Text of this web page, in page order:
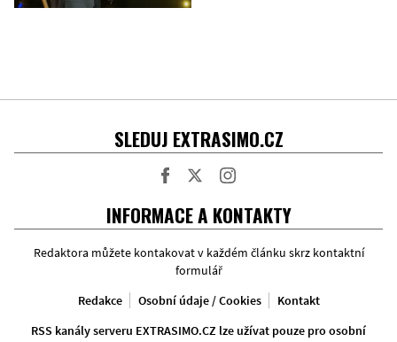
SLEDUJ EXTRASIMO.CZ
INFORMACE A KONTAKTY
Redaktora můžete kontakovat v každém článku skrz kontaktní
formulář
Redakce
Osobní údaje / Cookies
Kontakt
RSS kanály serveru EXTRASIMO.CZ lze užívat pouze pro osobní